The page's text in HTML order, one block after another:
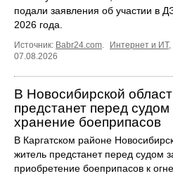
подали заявления об участии в
2026 года.
Источник: Babr24.com. Интернет и ИТ,
07.08.2026
В Новосибирской
предстанет перед
хранение боеприпасов
В Каргатском районе
житель предстанет перед судом
приобретение боеприпасов к